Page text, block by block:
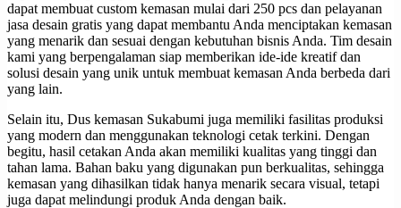
dapat membuat custom kemasan mulai dari 250 pcs dan pelayanan
jasa desain gratis yang dapat membantu Anda menciptakan kemasan
yang menarik dan sesuai dengan kebutuhan bisnis Anda. Tim desain
kami yang berpengalaman siap memberikan ide-ide kreatif dan
solusi desain yang unik untuk membuat kemasan Anda berbeda dari
yang lain.
Selain itu, Dus kemasan Sukabumi juga memiliki fasilitas produksi
yang modern dan menggunakan teknologi cetak terkini. Dengan
begitu, hasil cetakan Anda akan memiliki kualitas yang tinggi dan
tahan lama. Bahan baku yang digunakan pun berkualitas, sehingga
kemasan yang dihasilkan tidak hanya menarik secara visual, tetapi
juga dapat melindungi produk Anda dengan baik.